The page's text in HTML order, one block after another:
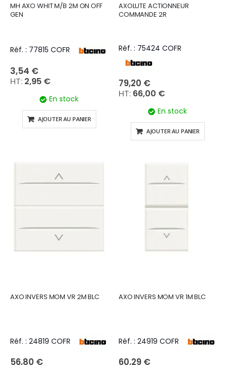
MH AXO WHIT M/B 2M ON OFF
GEN
Réf. : 77815 COFR
3,54 €
2,95 €
En stock
AJOUTER AU PANIER
AXOLUTE ACTIONNEUR
COMMANDE 2R
Réf. : 75424 COFR
79,20 €
66,00 €
En stock
AJOUTER AU PANIER
AXO INVERS MOM VR 2M BLC
Réf. : 24819 COFR
56,80 €
AXO INVERS MOM VR 1M BLC
Réf. : 24919 COFR
60,29 €